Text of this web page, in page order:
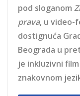
pod sloganom
prava, u video-
dostignuća
Beograda u
je inkluzivni
znakovnom